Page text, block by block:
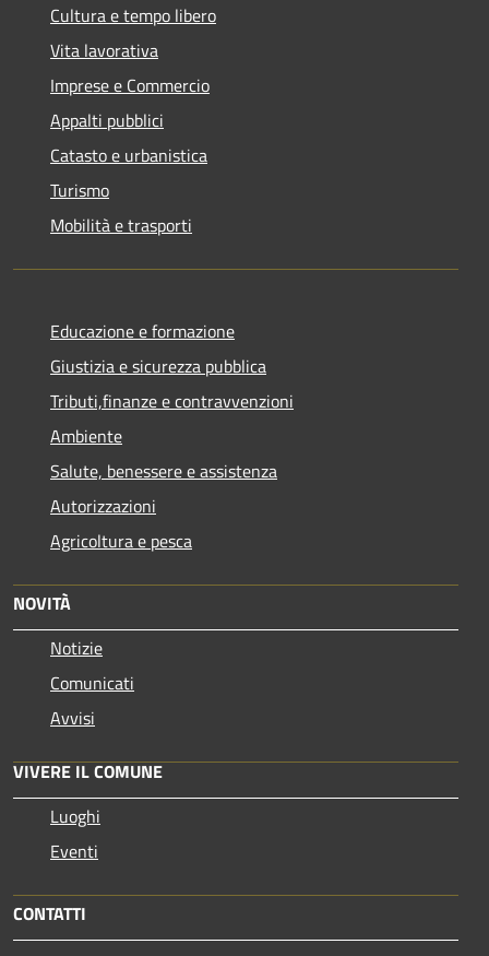
Cultura e tempo libero
Vita lavorativa
Imprese e Commercio
Appalti pubblici
Catasto e urbanistica
Turismo
Mobilità e trasporti
Educazione e formazione
Giustizia e sicurezza pubblica
Tributi,finanze e contravvenzioni
Ambiente
Salute, benessere e assistenza
Autorizzazioni
Agricoltura e pesca
NOVITÀ
Notizie
Comunicati
Avvisi
VIVERE IL COMUNE
Luoghi
Eventi
CONTATTI